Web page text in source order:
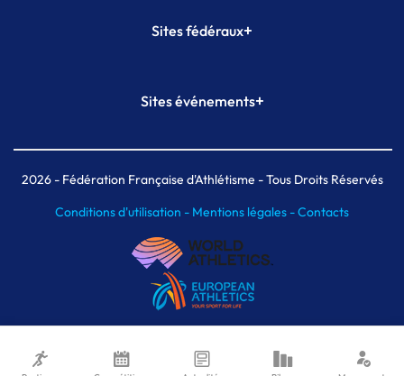
Sites fédéraux+
Plateforme Formation
Sites événements+
Meeting de Paris indoor
MAIF Ekiden de Paris
2026- Fédération Française d'Athlétisme - Tous Droits Réservés
Conditions d'utilisation - Mentions légales -Contacts